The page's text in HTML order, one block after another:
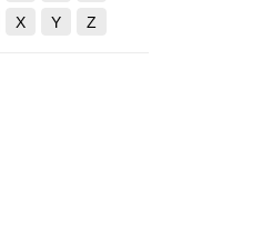
X Y Z